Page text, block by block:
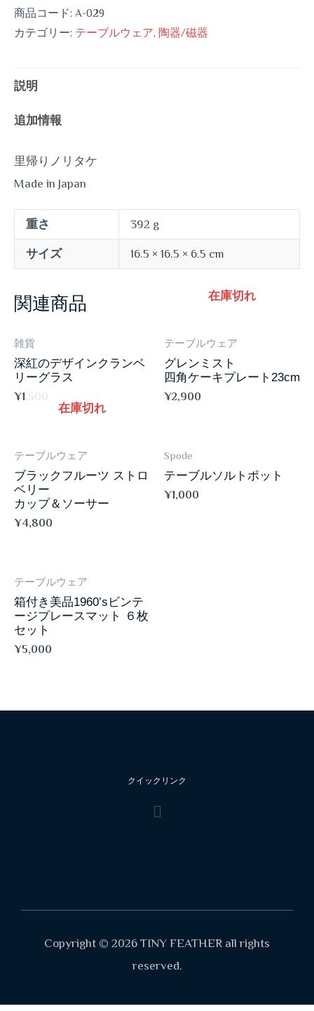
商品コード: A-029
カテゴリー: テーブルウェア, 陶器/磁器
説明
追加情報
里帰りノリタケ
Made in Japan
重さ 392 g
サイズ 16.5 × 16.5 × 6.5 cm
関連商品
雑貨
深紅のデザインクランベ
リーグラス
¥1,500
在庫切れ
テーブルウェア
グレンミスト
四角ケーキプレート23cm
¥2,900
在庫切れ
テーブルウェア
ブラックフルーツ ストロ
ベリー
カップ＆ソーサー
¥4,800
Spode
テーブルソルトポット
¥1,000
テーブルウェア
箱付き美品1960’sビンテ
ージプレースマット ６枚
セット
¥5,000
クイックリンク
Copyright © 2026 TINY FEATHER all rights
reserved.